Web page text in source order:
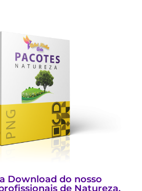
Download do nosso
de Natureza.